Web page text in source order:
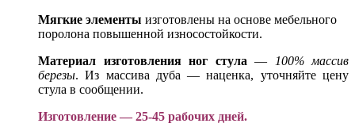
Мягкие элементы изготовлены на основе мебельного
поролона повышенной износостойкости.
Материал изготовления ног стула —
100% массив
березы. Из массива дуба — наценка, уточняйте цену
стула в сообщении.
Изготовление — 25-45 рабочих дней.